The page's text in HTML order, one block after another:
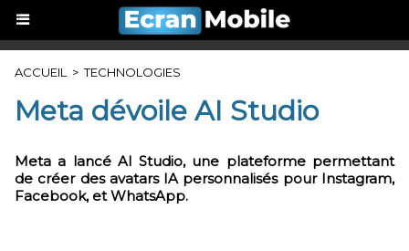
ACCUEIL > TECHNOLOGIES
Meta dévoile AI Studio
Meta a lancé AI Studio, une plateforme permettant
de créer des avatars IA personnalisés pour Instagram,
Facebook, et WhatsApp.